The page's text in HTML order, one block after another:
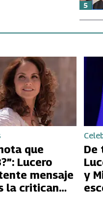
5
que
Lucero
mensaje
la critican
De
y